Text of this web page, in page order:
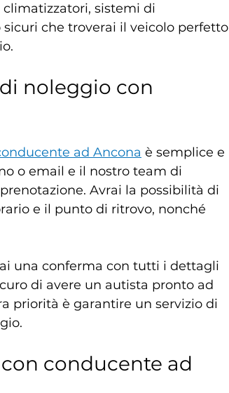
sistemi di
che troverai il veicolo perfetto
noleggio con
ad Ancona è semplice e
o email e il nostro team di
Avrai la possibilità di
e il punto di ritrovo, nonché
una conferma con tutti i dettagli
di avere un autista pronto ad
priorità è garantire un servizio di
conducente ad